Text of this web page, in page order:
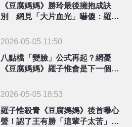
《豆腐媽媽》勝玲最後擁抱成訣
別 網見「大片血光」嚇傻：羅子
2026-05-05 11:50
八點檔「變臉」公式再起？網憂
《豆腐媽媽》羅子惟會是下一個高
2026-05-05 18:53
羅子惟殺青《豆腐媽媽》後首曝心
聲！認了王有勝「這輩子太苦」：